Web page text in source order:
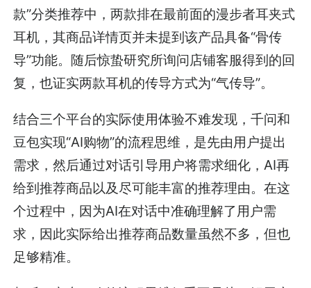
款”分类推荐中，两款排在最前面的漫步者耳夹式
耳机，其商品详情页并未提到该产品具备“骨传
导”功能。随后惊蛰研究所询问店铺客服得到的回
复，也证实两款耳机的传导方式为“气传导”。
结合三个平台的实际使用体验不难发现，千问和
豆包实现“AI购物”的流程思维，是先由用户提出
需求，然后通过对话引导用户将需求细化，AI再
给到推荐商品以及尽可能丰富的推荐理由。在这
个过程中，因为AI在对话中准确理解了用户需
求，因此实际给出推荐商品数量虽然不多，但也
足够精准。